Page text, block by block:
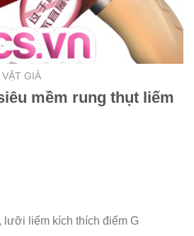
GIẢ
mềm rung thụt liếm
lưỡi liếm kích thích điểm G